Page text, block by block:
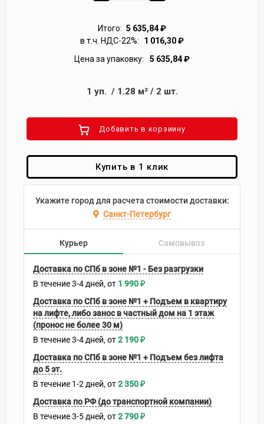
Итого: 5 635,84₽
в т.ч. НДС-22%:
1 016,30₽
Цена за упаковку:
5 635,84₽
1 уп. / 1.28 м²/ 2 шт.
Добавить в корзиину
Купить в 1 клик
Укажите город для расчета стоимости доставки:
Санкт-Петербург
Курьер Самовывоз
Доставка по СПб в зоне №1 - Без разгрузки
В течение3-4 дней 1 990₽
Доставка по СПб в зоне №1 + Подъем в квартиру
на лифте, либо занос в частный дом на 1 этаж
(пронос не более 30 м)
В течение3-4 дней 2 190₽
Доставка по СПб в зоне №1 + Подъем без лифта
до 5 эт.
В течение 1-2 дней 2 350₽
Доставка по РФ (до транспортной компании)
В течение3-5 дней 2 790₽